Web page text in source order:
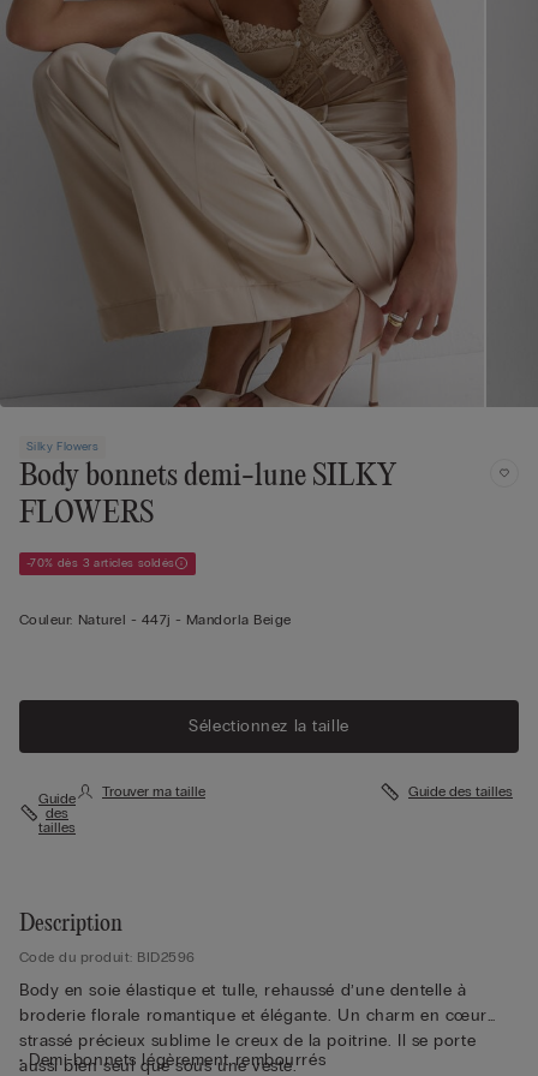
Silky Flowers
Body bonnets demi-lune SILKY
FLOWERS
-70% dès 3 articles soldés
Couleur: Naturel - 447j - Mandorla Beige
Sélectionnez la taille
Guide
des
tailles
Trouver ma taille Guide des tailles
Description
Code du produit: BID2596
Body en soie élastique et tulle, rehaussé d’une dentelle à
broderie florale romantique et élégante. Un charm en cœur
strassé précieux sublime le creux de la poitrine. Il se porte
aussi bien seul que sous une veste.
• Demi-bonnets légèrement rembourrés